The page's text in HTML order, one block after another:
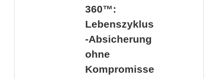
360™:
Lebenszyklus
-Absicherung
ohne
Kompromisse